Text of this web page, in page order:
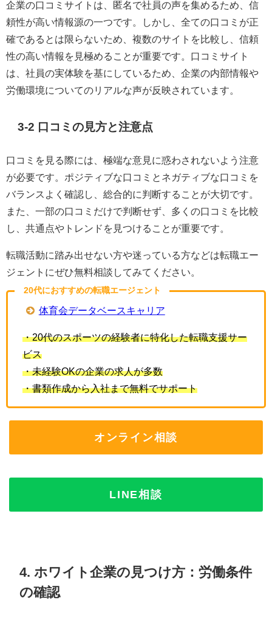
企業の口コミサイトは、匿名で社員の声を集めるため、信
頼性が高い情報源の一つです。しかし、全ての口コミが正
確であるとは限らないため、複数のサイトを比較し、信頼
性の高い情報を見極めることが重要です。口コミサイト
は、社員の実体験を基にしているため、企業の内部情報や
労働環境についてのリアルな声が反映されています。
3-2 口コミの見方と注意点
口コミを見る際には、極端な意見に惑わされないよう注意
が必要です。ポジティブな口コミとネガティブな口コミを
バランスよく確認し、総合的に判断することが大切です。
また、一部の口コミだけで判断せず、多くの口コミを比較
し、共通点やトレンドを見つけることが重要です。
転職活動に踏み出せない方や迷っている方などは転職エー
ジェントにぜひ無料相談してみてください。
20代におすすめの転職エージェント
体育会データベースキャリア
・20代のスポーツの経験者に特化した転職支援サー
ビス
・未経験OKの企業の求人が多数
・書類作成から入社まで無料でサポート
オンライン相談
LINE相談
4. ホワイト企業の見つけ方：労働条件
の確認